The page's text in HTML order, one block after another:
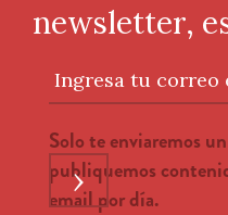
newsletter,
Ingresa tu correo
Solo te enviaremos
publiquemos
email por día.
›